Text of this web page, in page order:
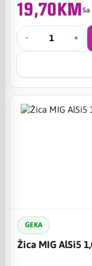
19,70KM
- +
GEKA
Žica MIG AlSi5